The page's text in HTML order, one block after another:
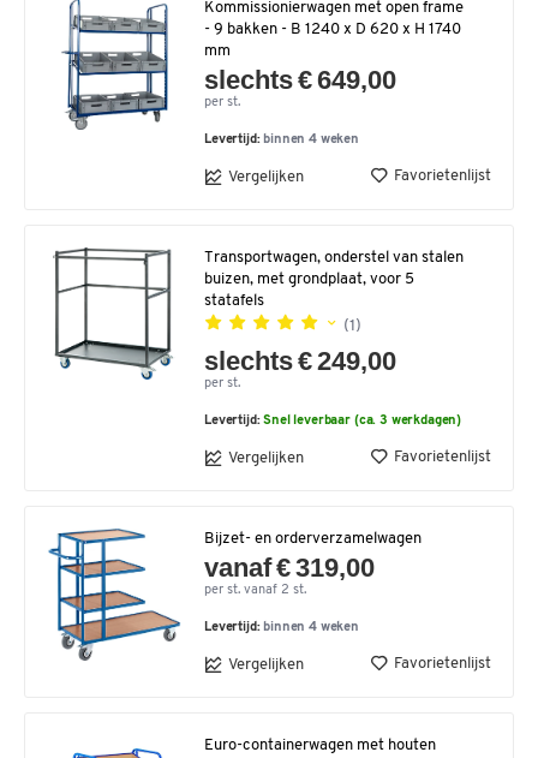
Kommissionierwagen met open frame
- 9 bakken - B 1240 x D 620 x H 1740
mm
slechts € 649,00
per st.
Levertijd: binnen 4 weken
Vergelijken Favorietenlijst
Transportwagen, onderstel van stalen
buizen, met grondplaat, voor 5
statafels
(1)
slechts € 249,00
per st.
Levertijd:Snel leverbaar (ca. 3 werkdagen)
Vergelijken Favorietenlijst
Bijzet- en orderverzamelwagen
vanaf € 319,00
per st. vanaf 2 st.
Levertijd: binnen 4 weken
Vergelijken Favorietenlijst
Euro-containerwagen met houten